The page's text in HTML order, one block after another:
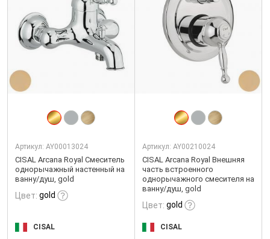
Артикул: AY00013024
CISAL Arcana Royal Смеситель
однорычажный настенный на
ванну/душ, gold
Цвет: gold
CISAL
Артикул: AY00210024
CISAL Arcana Royal Внешняя
часть встроенного
однорычажного смесителя на
ванну/душ, gold
Цвет: gold
CISAL